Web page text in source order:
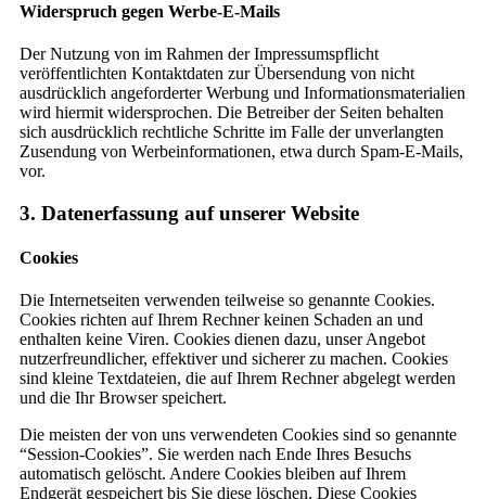
Widerspruch gegen Werbe-E-Mails
Der Nutzung von im Rahmen der Impressumspflicht
veröffentlichten Kontaktdaten zur Übersendung von nicht
ausdrücklich angeforderter Werbung und Informationsmaterialien
wird hiermit widersprochen. Die Betreiber der Seiten behalten
sich ausdrücklich rechtliche Schritte im Falle der unverlangten
Zusendung von Werbeinformationen, etwa durch Spam-E-Mails,
vor.
3. Datenerfassung auf unserer Website
Cookies
Die Internetseiten verwenden teilweise so genannte Cookies.
Cookies richten auf Ihrem Rechner keinen Schaden an und
enthalten keine Viren. Cookies dienen dazu, unser Angebot
nutzerfreundlicher, effektiver und sicherer zu machen. Cookies
sind kleine Textdateien, die auf Ihrem Rechner abgelegt werden
und die Ihr Browser speichert.
Die meisten der von uns verwendeten Cookies sind so genannte
“Session-Cookies”. Sie werden nach Ende Ihres Besuchs
automatisch gelöscht. Andere Cookies bleiben auf Ihrem
Endgerät gespeichert bis Sie diese löschen. Diese Cookies